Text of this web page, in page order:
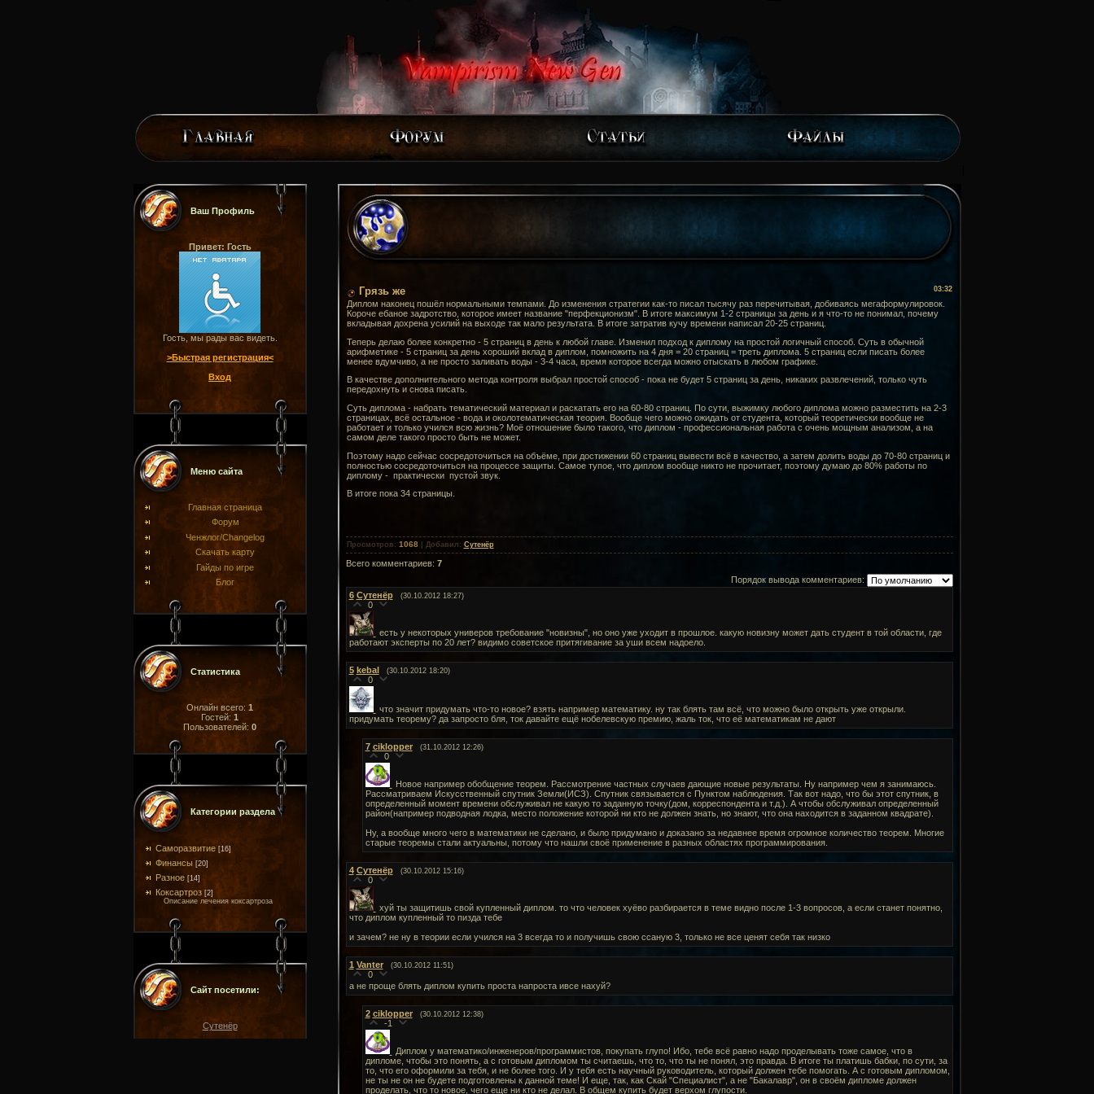
Ваш Профиль
Привет: Гость
Гость, мы рады вас видеть.
>Быстрая регистрация<
Вход
Меню сайта
Главная страница
Форум
Ченжлог/Changelog
Скачать карту
Гайды по игре
Блог
Статистика
Онлайн всего: 1
Гостей: 1
Пользователей: 0
Категории раздела
Саморазвитие [16]
Финансы [20]
Разное [14]
Коксартроз [2]
Описание лечения коксартроза
Сайт посетили:
Сутенёр
03:32
Грязь же
Диплом наконец пошёл нормальными темпами. До изменения стратегии как-то писал тысячу раз перечитывая, добиваясь мегаформулировок.
Короче ебаное задротство, которое имеет название "перфекционизм". В итоге максимум 1-2 страницы за день и я что-то не понимал, почему
вкладывая дохрена усилий на выходе так мало результата. В итоге затратив кучу времени написал 20-25 страниц.
Теперь делаю более конкретно - 5 страниц в день к любой главе. Изменил подход к диплому на простой логичный способ. Суть в обычной
арифметике - 5 страниц за день хороший вклад в диплом, помножить на 4 дня = 20 страниц = треть диплома. 5 страниц если писать более
менее вдумчиво, а не просто заливать воды - 3-4 часа, время которое всегда можно отыскать в любом графике.
В качестве дополнительного метода контроля выбрал простой способ - пока не будет 5 страниц за день, никаких развлечений, только чуть
передохнуть и снова писать.
Суть диплома - набрать тематический материал и раскатать его на 60-80 страниц. По сути, выжимку любого диплома можно разместить на 2-3
страницах, всё остальное - вода и околотематическая теория. Вообще чего можно ожидать от студента, который теоретически вообще не
работает и только учился всю жизнь? Моё отношение было такого, что диплом - профессиональная работа с очень мощным анализом, а на
самом деле такого просто быть не может.
Поэтому надо сейчас сосредоточиться на объёме, при достижении 60 страниц вывести всё в качество, а затем долить воды до 70-80 страниц и
полностью сосредоточиться на процессе защиты. Самое тупое, что диплом вообще никто не прочитает, поэтому думаю до 80% работы по
диплому - практически пустой звук.
В итоге пока 34 страницы.
Просмотров : 1068| Добавил : Сутенёр
Всего комментариев: 7
Порядок вывода комментариев:
6 Сутенёр (30.10.2012 18:27)
0
есть у некоторых универов требование "новизны", но оно уже уходит в прошлое. какую новизну может дать студент в той области, где
работают эксперты по 20 лет? видимо советское притягивание за уши всем надоело.
5 kebal (30.10.2012 18:20)
0
что значит придумать что-то новое? взять например математику. ну так блять там всё, что можно было открыть уже открыли.
придумать теорему? да запросто бля, ток давайте ещё нобелевскую премию, жаль ток, что её математикам не дают
7 ciklopper (31.10.2012 12:26)
0
Новое например обобщение теорем. Рассмотрение частных случаев дающие новые результаты. Ну например чем я занимаюсь.
Рассматриваем Искусственный спутник Земли(ИСЗ). Спутник связывается с Пунктом наблюдения. Так вот надо, что бы этот спутник, в
определенный момент времени обслуживал не какую то заданную точку(дом, корреспондента и т.д.). А чтобы обслуживал определенный
район(например подводная лодка, место положение которой ни кто не должен знать, но знают, что она находится в заданном квадрате).
Ну, а вообще много чего в математики не сделано, и было придумано и доказано за недавнее время огромное количество теорем. Многие
старые теоремы стали актуальны, потому что нашли своё применение в разных областях программирования.
4 Сутенёр (30.10.2012 15:16)
0
хуй ты защитишь свой купленный диплом. то что человек хуёво разбирается в теме видно после 1-3 вопросов, а если станет понятно,
что диплом купленный то пизда тебе
и зачем? не ну в теории если учился на 3 всегда то и получишь свою ссаную 3, только не все ценят себя так низко
1 Vanter (30.10.2012 11:51)
0
а не проще блять диплом купить проста напроста ивсе нахуй?
2 ciklopper (30.10.2012 12:38)
-1
Диплом у математико/инженеров/программистов, покупать глупо! Ибо, тебе всё равно надо проделывать тоже самое, что в
дипломе, чтобы это понять, а с готовым дипломом ты считаешь, что то, что ты не понял, это правда. В итоге ты платишь бабки, по сути, за
то, что его оформили за тебя, и не более того. И у тебя есть научный руководитель, который должен тебе помогать. А с готовым дипломом,
не ты не он не будете подготовлены к данной теме! И еще, так, как Скай "Специалист", а не "Бакалавр", он в своём дипломе должен
проделать, что то новое, чего еще ни кто не делал. В общем купить будет верхом глупости.